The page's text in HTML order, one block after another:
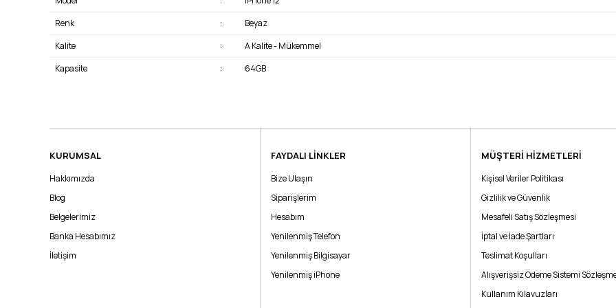
Renk
:
Beyaz
Kalite
:
A Kalite - Mükemmel
Kapasite
: 64GB
Teşekkürker Destek Bilişim
Koray erdoğan | 04/04/2024
KURUMSAL
Hakkımızda
Blog
Belgelerimiz
Banka Hesabımız
İletişim
FAYDALI LİNKLER
Bize Ulaşın
Siparişlerim
Hesabım
Yenilenmiş Telefon
Yenilenmiş Bilgisayar
Yenilenmiş iPhone
MÜŞTERİ HİZMETLERİ
Kişisel Veriler Politikası
Gizlilik ve Güvenlik
Mesafeli Satış Sözleşmesi
İptal ve İade Şartları
Teslimat Koşulları
Alışverişsiz Ödeme Sistemi
Kullanım Kılavuzları